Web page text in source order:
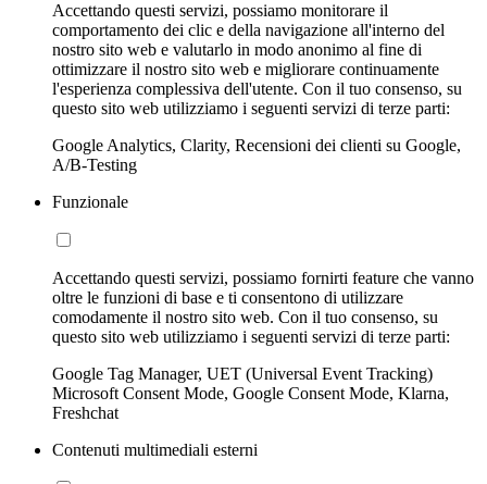
Accettando questi servizi, possiamo monitorare il
comportamento dei clic e della navigazione all'interno del
nostro sito web e valutarlo in modo anonimo al fine di
ottimizzare il nostro sito web e migliorare continuamente
l'esperienza complessiva dell'utente. Con il tuo consenso, su
questo sito web utilizziamo i seguenti servizi di terze parti:
Google Analytics, Clarity, Recensioni dei clienti su Google,
A/B-Testing
Funzionale
Accettando questi servizi, possiamo fornirti feature che vanno
oltre le funzioni di base e ti consentono di utilizzare
comodamente il nostro sito web. Con il tuo consenso, su
questo sito web utilizziamo i seguenti servizi di terze parti:
Google Tag Manager, UET (Universal Event Tracking)
Microsoft Consent Mode, Google Consent Mode, Klarna,
Freshchat
Contenuti multimediali esterni